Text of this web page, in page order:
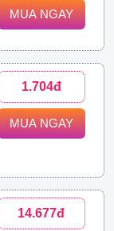
MUA NGAY
1.704đ
MUA NGAY
14.677đ